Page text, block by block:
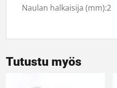
Naulan halkaisija (mm):2
Tutustu myös